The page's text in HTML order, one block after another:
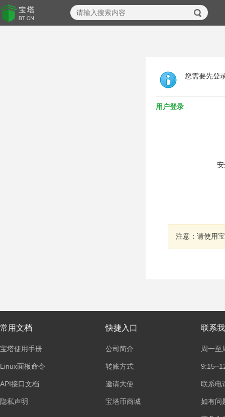
您需要先登
用户登录
注意：请使用
常用文档
宝塔使用手册
Linux面板命令
API接口文档
隐私声明
快捷入口
公司简介
转账方式
邀请大使
宝塔币商城
联系
周一至
联系电
如有问